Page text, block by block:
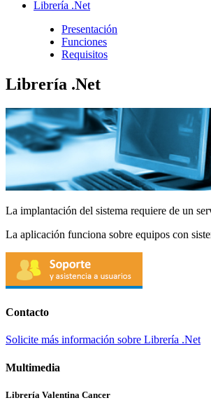
Librería .Net
Presentación
Funciones
Requisitos
Librería .Net
La implantación del sistema requiere de un
La aplicación funciona sobre equipos con
Contacto
Solicite más información sobre Librería .Net
Multimedia
Librería Valentina Cancer